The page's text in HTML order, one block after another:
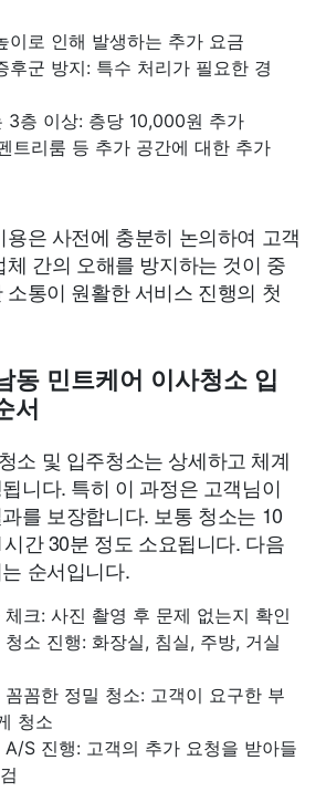
이로 인해 발생하는 추가 요금
후군 방지: 특수 처리가 필요한 경
3층 이상: 층당 10,000원 추가
트리룸 등 추가 공간에 대한 추가
은 사전에 충분히 논의하여 고객
간의 오해를 방지하는 것이 중
소통이 원활한 서비스 진행의 첫
동 민트케어 이사청소 입
서
소 및 입주청소는 상세하고 체계
니다. 특히 이 과정은 고객님이
를 보장합니다. 보통 청소는 10
간 30분 정도 소요됩니다. 다음
순서입니다.
크: 사진 촬영 후 문제 없는지 확인
소 진행: 화장실, 침실, 주방, 거실
꼼한 정밀 청소: 고객이 요구한 부
청소
A/S 진행: 고객의 추가 요청을 받아들